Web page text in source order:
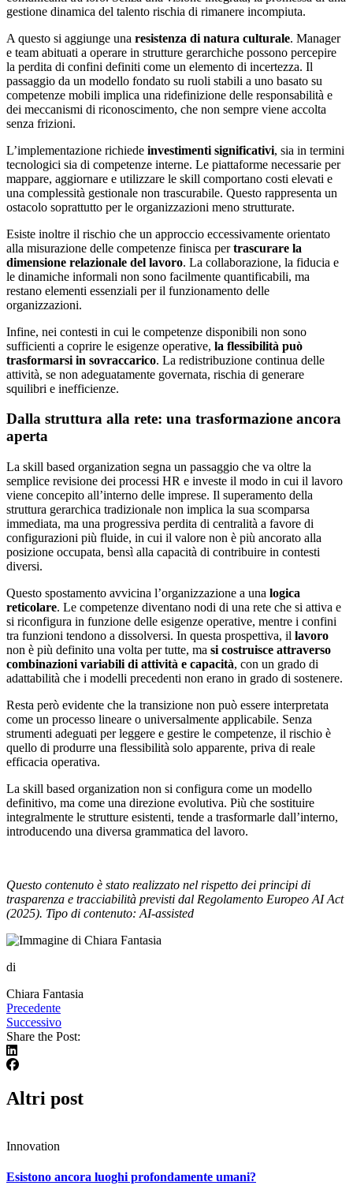
gestione dinamica del talento rischia di rimanere incompiuta.
A questo si aggiunge una resistenza di natura culturale. Manager
e team abituati a operare in strutture gerarchiche possono percepire
la perdita di confini definiti come un elemento di incertezza. Il
passaggio da un modello fondato su ruoli stabili a uno basato su
competenze mobili implica una ridefinizione delle responsabilità e
dei meccanismi di riconoscimento, che non sempre viene accolta
senza frizioni.
L’implementazione richiede investimenti significativi, sia in termini
tecnologici sia di competenze interne. Le piattaforme necessarie per
mappare, aggiornare e utilizzare le skill comportano costi elevati e
una complessità gestionale non trascurabile. Questo rappresenta un
ostacolo soprattutto per le organizzazioni meno strutturate.
Esiste inoltre il rischio che un approccio eccessivamente orientato
alla misurazione delle competenze finisca pertrascurare la
dimensione relazionale del lavoro. La collaborazione, la fiducia e
le dinamiche informali non sono facilmente quantificabili, ma
restano elementi essenziali per il funzionamento delle
organizzazioni.
Infine, nei contesti in cui le competenze disponibili non sono
sufficienti a coprire le esigenze operative, la flessibilità può
trasformarsi in sovraccarico. La redistribuzione continua delle
attività, se non adeguatamente governata, rischia di generare
squilibri e inefficienze.
Dalla struttura alla rete: una trasformazione ancora
aperta
La skill based organization segna un passaggio che va oltre la
semplice revisione dei processi HR e investe il modo in cui il lavoro
viene concepito all’interno delle imprese. Il superamento della
struttura gerarchica tradizionale non implica la sua scomparsa
immediata, ma una progressiva perdita di centralità a favore di
configurazioni più fluide, in cui il valore non è più ancorato alla
posizione occupata, bensì alla capacità di contribuire in contesti
diversi.
Questo spostamento avvicina l’organizzazione a una logica
reticolare. Le competenze diventano nodi di una rete che si attiva e
si riconfigura in funzione delle esigenze operative, mentre i confini
tra funzioni tendono a dissolversi. In questa prospettiva, il lavoro
non è più definito una volta per tutte, ma si costruisce attraverso
combinazioni variabili di attività e capacità, con un grado di
adattabilità che i modelli precedenti non erano in grado di sostenere.
Resta però evidente che la transizione non può essere interpretata
come un processo lineare o universalmente applicabile. Senza
strumenti adeguati per leggere e gestire le competenze, il rischio è
quello di produrre una flessibilità solo apparente, priva di reale
efficacia operativa.
La skill based organization non si configura come un modello
definitivo, ma come una direzione evolutiva. Più che sostituire
integralmente le strutture esistenti, tende a trasformarle dall’interno,
introducendo una diversa grammatica del lavoro.
Questo contenuto è stato realizzato nel rispetto dei principi di
trasparenza e tracciabilità previsti dal Regolamento Europeo AI Act
(2025). Tipo di contenuto: AI-assisted
di
Chiara Fantasia
Precedente
Successivo
Share the Post:
Altri post
Innovation
Esistono ancora luoghi profondamente umani?